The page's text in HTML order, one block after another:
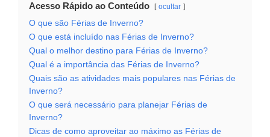
Acesso Rápido ao Conteúdo ocultar
O que são Férias de Inverno?
O que está incluído nas Férias de Inverno?
Qual o melhor destino para Férias de Inverno?
Qual é a importância das Férias de Inverno?
Quais são as atividades mais populares nas Férias de
Inverno?
O que será necessário para planejar Férias de
Inverno?
Dicas de como aproveitar ao máximo as Férias de